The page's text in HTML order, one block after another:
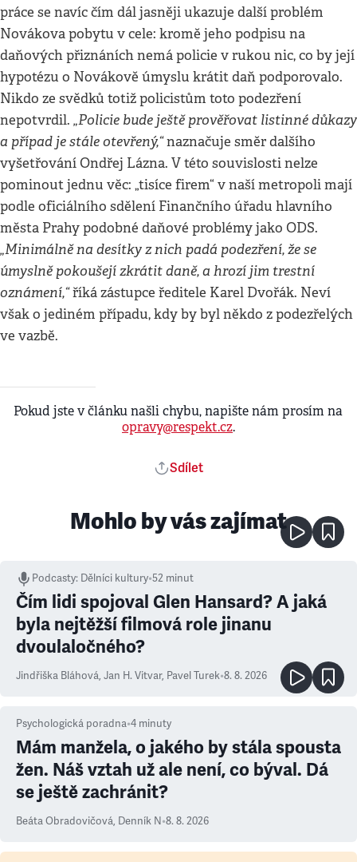
práce se navíc čím dál jasněji ukazuje další problém
Novákova pobytu v cele: kromě jeho podpisu na
daňových přiznáních nemá policie v rukou nic, co by její
hypotézu o Novákově úmyslu krátit daň podporovalo.
Nikdo ze svědků totiž policistům toto podezření
nepotvrdil. „Policie bude ještě prověřovat listinné důkazy
a případ je stále otevřený,“naznačuje směr dalšího
vyšetřování Ondřej Lázna. V této souvislosti nelze
pominout jednu věc: „tisíce firem“ v naší metropoli mají
podle oficiálního sdělení Finančního úřadu hlavního
města Prahy podobné daňové problémy jako ODS.
„Minimálně na desítky z nich padá podezření, že se
úmyslně pokoušejí zkrátit daně, a hrozí jim trestní
oznámení,“říká zástupce ředitele Karel Dvořák. Neví
však o jediném případu, kdy by byl někdo z podezřelých
ve vazbě.
Pokud jste v článku našli chybu, napište nám prosím na
opravy@respekt.cz.
Sdílet
Mohlo by vás zajímat
Podcasty: Dělníci kultury•52 minut
Čím lidi spojoval Glen Hansard? A jaká
byla nejtěžší filmová role jinanu
dvoulaločného?
Jindřiška Bláhová, Jan H. Vitvar, Pavel Turek•8. 8. 2026
Psychologická poradna•4 minuty
Mám manžela, o jakého by stála spousta
žen. Náš vztah už ale není, co býval. Dá
se ještě zachránit?
Beáta Obradovičová, Denník N•8. 8. 2026